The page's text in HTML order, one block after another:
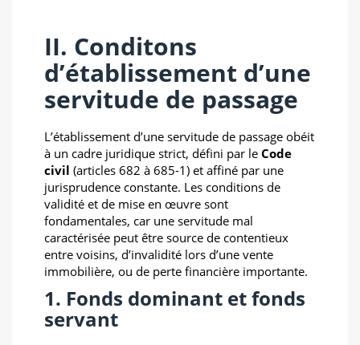
II. Conditons
d’établissement d’une
servitude de passage
L’établissement d’une servitude de passage obéit
à un cadre juridique strict, défini par le Code
civil (articles 682 à 685-1) et affiné par une
jurisprudence constante. Les conditions de
validité et de mise en œuvre sont
fondamentales, car une servitude mal
caractérisée peut être source de contentieux
entre voisins, d’invalidité lors d’une vente
immobilière, ou de perte financière importante.
1. Fonds dominant et fonds
servant